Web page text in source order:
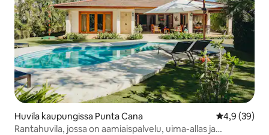
Huvila kaupungissa Punta Cana
4,9 (39)
Rantahuvila, jossa on aamiaispalvelu, uima-allas ja